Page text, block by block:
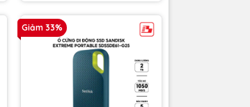
Giảm 33%